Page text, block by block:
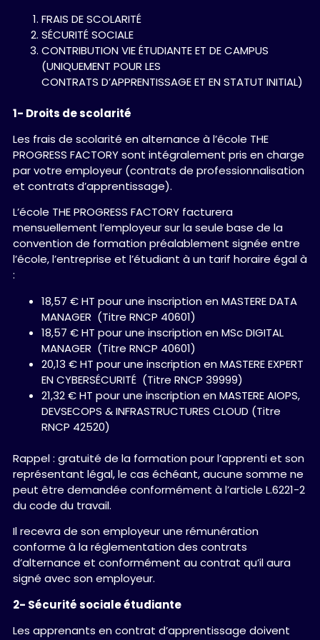
FRAIS DE SCOLARITÉ
SÉCURITÉ SOCIALE
CONTRIBUTION VIE ÉTUDIANTE ET DE CAMPUS
(UNIQUEMENT POUR LES
CONTRATS D’APPRENTISSAGE ET EN STATUT INITIAL)
1- Droits de scolarité
Les frais de scolarité en alternance à l’école THE
PROGRESS FACTORY sont intégralement pris en charge
par votre employeur (contrats de professionnalisation
et contrats d’apprentissage).
L’école THE PROGRESS FACTORY facturera
mensuellement l’employeur sur la seule base de la
convention de formation préalablement signée entre
l’école, l’entreprise et l’étudiant à un tarif horaire égal à
:
18,57 € HT pour une inscription en MASTERE DATA
MANAGER (Titre RNCP 40601)
18,57 € HT pour une inscription en MSc DIGITAL
MANAGER (Titre RNCP 40601)
20,13 € HT pour une inscription en MASTERE EXPERT
EN CYBERSÉCURITÉ (Titre RNCP 39999)
21,32 € HT pour une inscription en MASTERE AIOPS,
DEVSECOPS & INFRASTRUCTURES CLOUD (Titre
RNCP 42520)
Rappel : gratuité de la formation pour l’apprenti et son
représentant légal, le cas échéant, aucune somme ne
peut être demandée conformément à l’article L.6221-2
du code du travail.
Il recevra de son employeur une rémunération
conforme à la réglementation des contrats
d’alternance et conformément au contrat qu’il aura
signé avec son employeur.
2- Sécurité sociale étudiante
Les apprenants en contrat d’apprentissage doivent